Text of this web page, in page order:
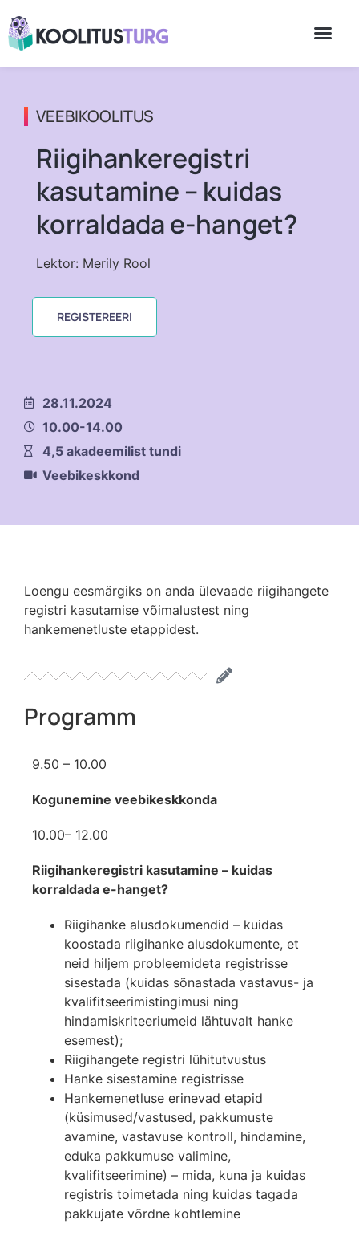
VEEBIKOOLITUS
Riigihankeregistri
kasutamine – kuidas
korraldada e-hanget?
Lektor: Merily Rool
REGISTEREERI
28.11.2024
10.00-14.00
4,5 akadeemilist tundi
Veebikeskkond
Loengu eesmärgiks on anda ülevaade riigihangete
registri kasutamise võimalustest ning
hankemenetluste etappidest.
Programm
9.50 – 10.00
Kogunemine veebikeskkonda
10.00– 12.00
Riigihankeregistri kasutamine – kuidas
korraldada e-hanget?
Riigihanke alusdokumendid – kuidas
koostada riigihanke alusdokumente, et
neid hiljem probleemideta registrisse
sisestada (kuidas sõnastada vastavus- ja
kvalifitseerimistingimusi ning
hindamiskriteeriumeid lähtuvalt hanke
esemest);
Riigihangete registri lühitutvustus
Hanke sisestamine registrisse
Hankemenetluse erinevad etapid
(küsimused/vastused, pakkumuste
avamine, vastavuse kontroll, hindamine,
eduka pakkumuse valimine,
kvalifitseerimine) – mida, kuna ja kuidas
registris toimetada ning kuidas tagada
pakkujate võrdne kohtlemine